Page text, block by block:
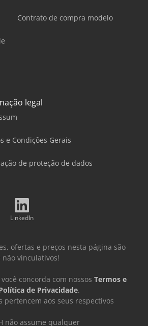
Contrato de compra modelo
legal
e Condições Gerais
de proteção de dados
LinkedIn
ofertas e preços nesta página são
não vinculativos!
concorda com nossos Termos e
de Privacidade.
pertencem aos seus respectivos
não assume qualquer